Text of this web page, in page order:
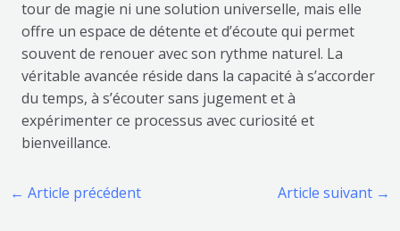
tour de magie ni une solution universelle, mais elle
offre un espace de détente et d’écoute qui permet
souvent de renouer avec son rythme naturel. La
véritable avancée réside dans la capacité à s’accorder
du temps, à s’écouter sans jugement et à
expérimenter ce processus avec curiosité et
bienveillance.
← Article précédent Article suivant →